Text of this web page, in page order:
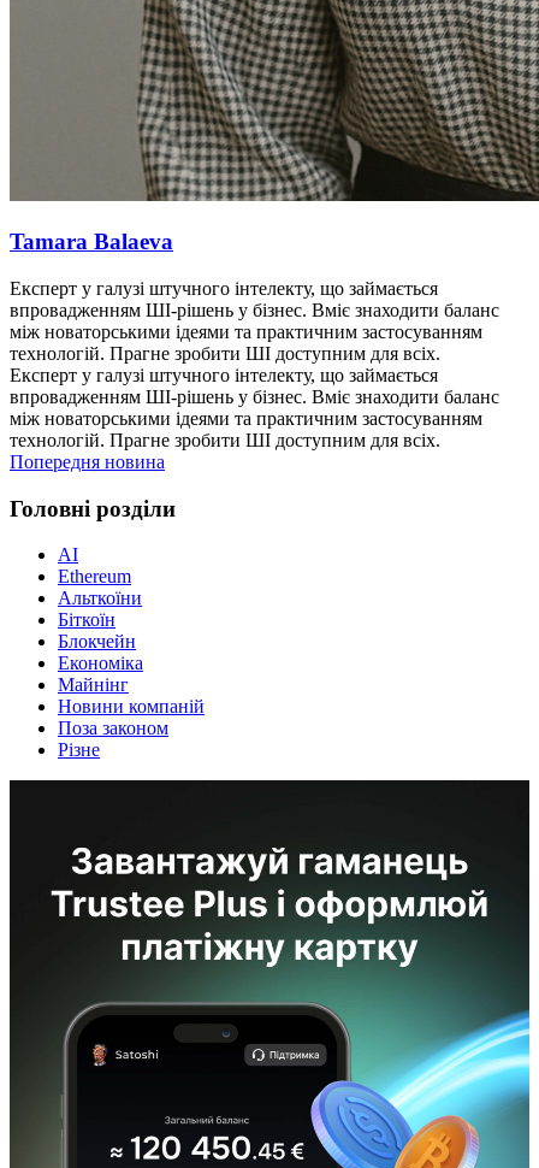
Tamara Balaeva
Експерт у галузі штучного інтелекту, що займається
впровадженням ШІ-рішень у бізнес. Вміє знаходити баланс
між новаторськими ідеями та практичним застосуванням
технологій. Прагне зробити ШІ доступним для всіх.
Експерт у галузі штучного інтелекту, що займається
впровадженням ШІ-рішень у бізнес. Вміє знаходити баланс
між новаторськими ідеями та практичним застосуванням
технологій. Прагне зробити ШІ доступним для всіх.
Попередня новина
Головні розділи
AI
Ethereum
Альткоїни
Біткоїн
Блокчейн
Економіка
Майнінг
Новини компаній
Поза законом
Різне